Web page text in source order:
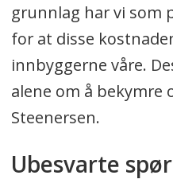
grunnlag har vi som
for at disse
innbyggerne våre.
alene om å bekymre
Steenersen.
Ubesvarte